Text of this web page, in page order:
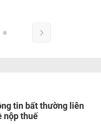
tin bất thường liên
nộp thuế